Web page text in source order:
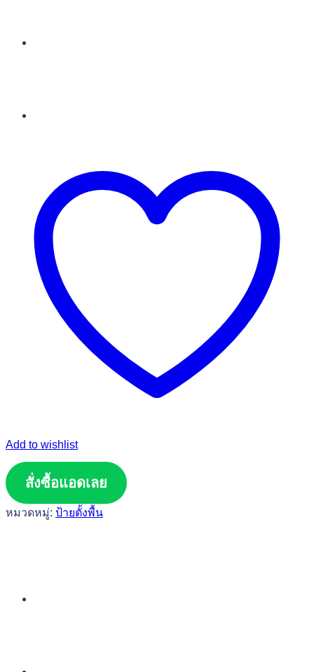
Add to wishlist
สั่งซื้อแอดเลย
หมวดหมู่: ป้ายตั้งพื้น